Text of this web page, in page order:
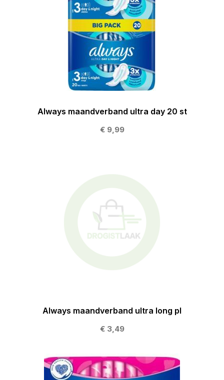
Always maandverband ultra day 20 st
€ 9,99
Always maandverband ultra long pl
€ 3,49